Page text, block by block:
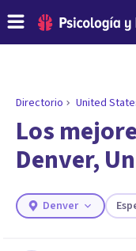
Directorio United
Los
Denver,
Denver